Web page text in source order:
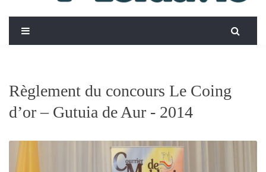
Règlement du concours Le Coing
d’or – Gutuia de Aur - 2014